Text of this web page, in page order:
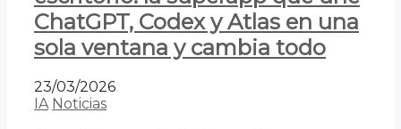
ChatGPT, Codex y Atlas en una
sola ventana y cambia todo
23/03/2026
IA Noticias